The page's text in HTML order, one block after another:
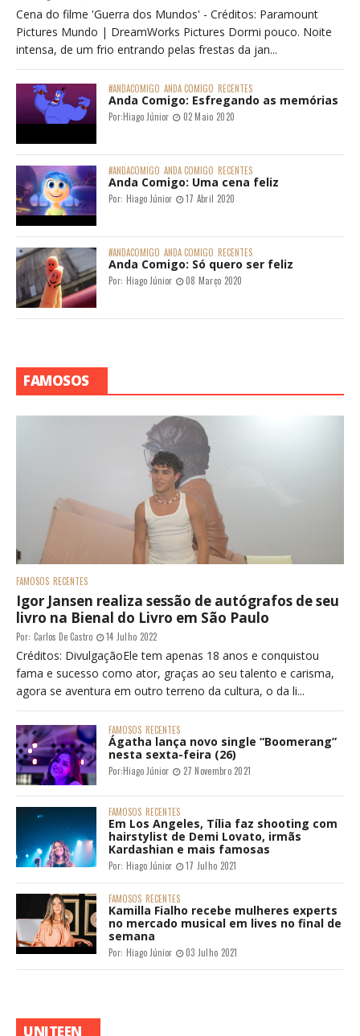
Cena do filme 'Guerra dos Mundos' - Créditos: Paramount
Pictures Mundo | DreamWorks Pictures Dormi pouco. Noite
intensa, de um frio entrando pelas frestas da jan...
#ANDACOMIGO ANDA COMIGO RECENTES
Anda Comigo: Esfregando as memórias
Por:Hiago Júnior 02 Maio 2020
#ANDACOMIGO ANDA COMIGO RECENTES
Anda Comigo: Uma cena feliz
Por: Hiago Júnior 17 Abril 2020
#ANDACOMIGO ANDA COMIGO RECENTES
Anda Comigo: Só quero ser feliz
Por: Hiago Júnior 08 Março 2020
FAMOSOS
FAMOSOS RECENTES
Igor Jansen realiza sessão de autógrafos de seu
livro na Bienal do Livro em São Paulo
Por: Carlos De Castro 14 Julho 2022
Créditos: DivulgaçãoEle tem apenas 18 anos e conquistou
fama e sucesso como ator, graças ao seu talento e carisma,
agora se aventura em outro terreno da cultura, o da li...
FAMOSOS RECENTES
Ágatha lança novo single “Boomerang”
nesta sexta-feira (26)
Por:Hiago Júnior 27 Novembro 2021
FAMOSOS RECENTES
Em Los Angeles, Tília faz shooting com
hairstylist de Demi Lovato, irmãs
Kardashian e mais famosas
Por: Hiago Júnior 17 Julho 2021
FAMOSOS RECENTES
Kamilla Fialho recebe mulheres experts
no mercado musical em lives no final de
semana
Por: Hiago Júnior 03 Julho 2021
UNITEEN